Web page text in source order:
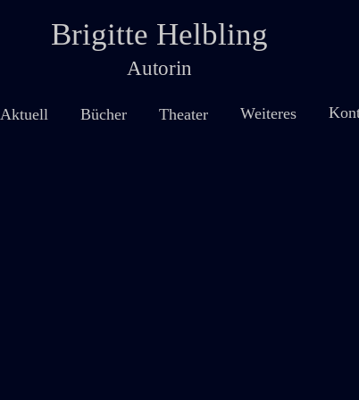
Brigitte Helbling
Autorin
Aktuell Bücher Theater Weiteres